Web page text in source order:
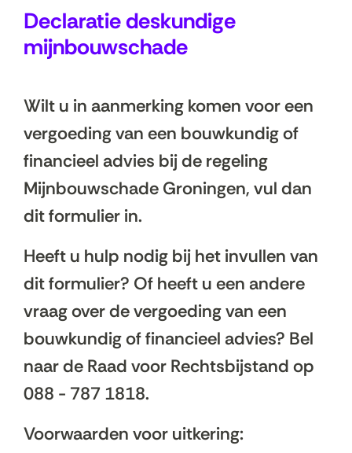
Declaratie deskundige
mijnbouwschade
Wilt u in aanmerking komen voor een
vergoeding van een bouwkundig of
financieel advies bij de regeling
Mijnbouwschade Groningen, vul dan
dit formulier in.
Heeft u hulp nodig bij het invullen van
dit formulier? Of heeft u een andere
vraag over de vergoeding van een
bouwkundig of financieel advies? Bel
naar de Raad voor Rechtsbijstand op
088 - 787 1818.
Voorwaarden voor uitkering: